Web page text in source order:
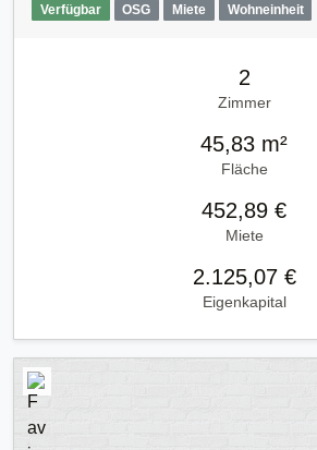
Verfügbar OSG Miete Wohneinheit
2
Zimmer
45,83 m²
Fläche
452,89 €
Miete
2.125,07 €
Eigenkapital